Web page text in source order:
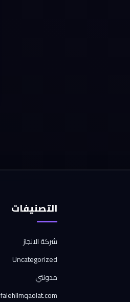
التصنيفات
شركة الانجاز
Uncategorized
مدونتي
falehllmqaolat.com